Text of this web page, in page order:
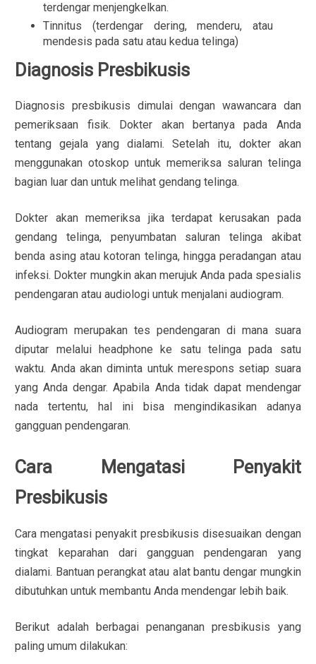
terdengar menjengkelkan.
Tinnitus (terdengar dering, menderu, atau
mendesis pada satu atau kedua telinga)
Diagnosis Presbikusis
Diagnosis presbikusis dimulai dengan wawancara dan
pemeriksaan fisik. Dokter akan bertanya pada Anda
tentang gejala yang dialami. Setelah itu, dokter akan
menggunakan otoskop untuk memeriksa saluran telinga
bagian luar dan untuk melihat gendang telinga.
Dokter akan memeriksa jika terdapat kerusakan pada
gendang telinga, penyumbatan saluran telinga akibat
benda asing atau kotoran telinga, hingga peradangan atau
infeksi. Dokter mungkin akan merujuk Anda pada spesialis
pendengaran atau audiologi untuk menjalani audiogram.
Audiogram merupakan tes pendengaran di mana suara
diputar melalui headphone ke satu telinga pada satu
waktu. Anda akan diminta untuk merespons setiap suara
yang Anda dengar. Apabila Anda tidak dapat mendengar
nada tertentu, hal ini bisa mengindikasikan adanya
gangguan pendengaran.
Cara Mengatasi Penyakit
Presbikusis
Cara mengatasi penyakit presbikusis disesuaikan dengan
tingkat keparahan dari gangguan pendengaran yang
dialami. Bantuan perangkat atau alat bantu dengar mungkin
dibutuhkan untuk membantu Anda mendengar lebih baik.
Berikut adalah berbagai penanganan presbikusis yang
paling umum dilakukan: